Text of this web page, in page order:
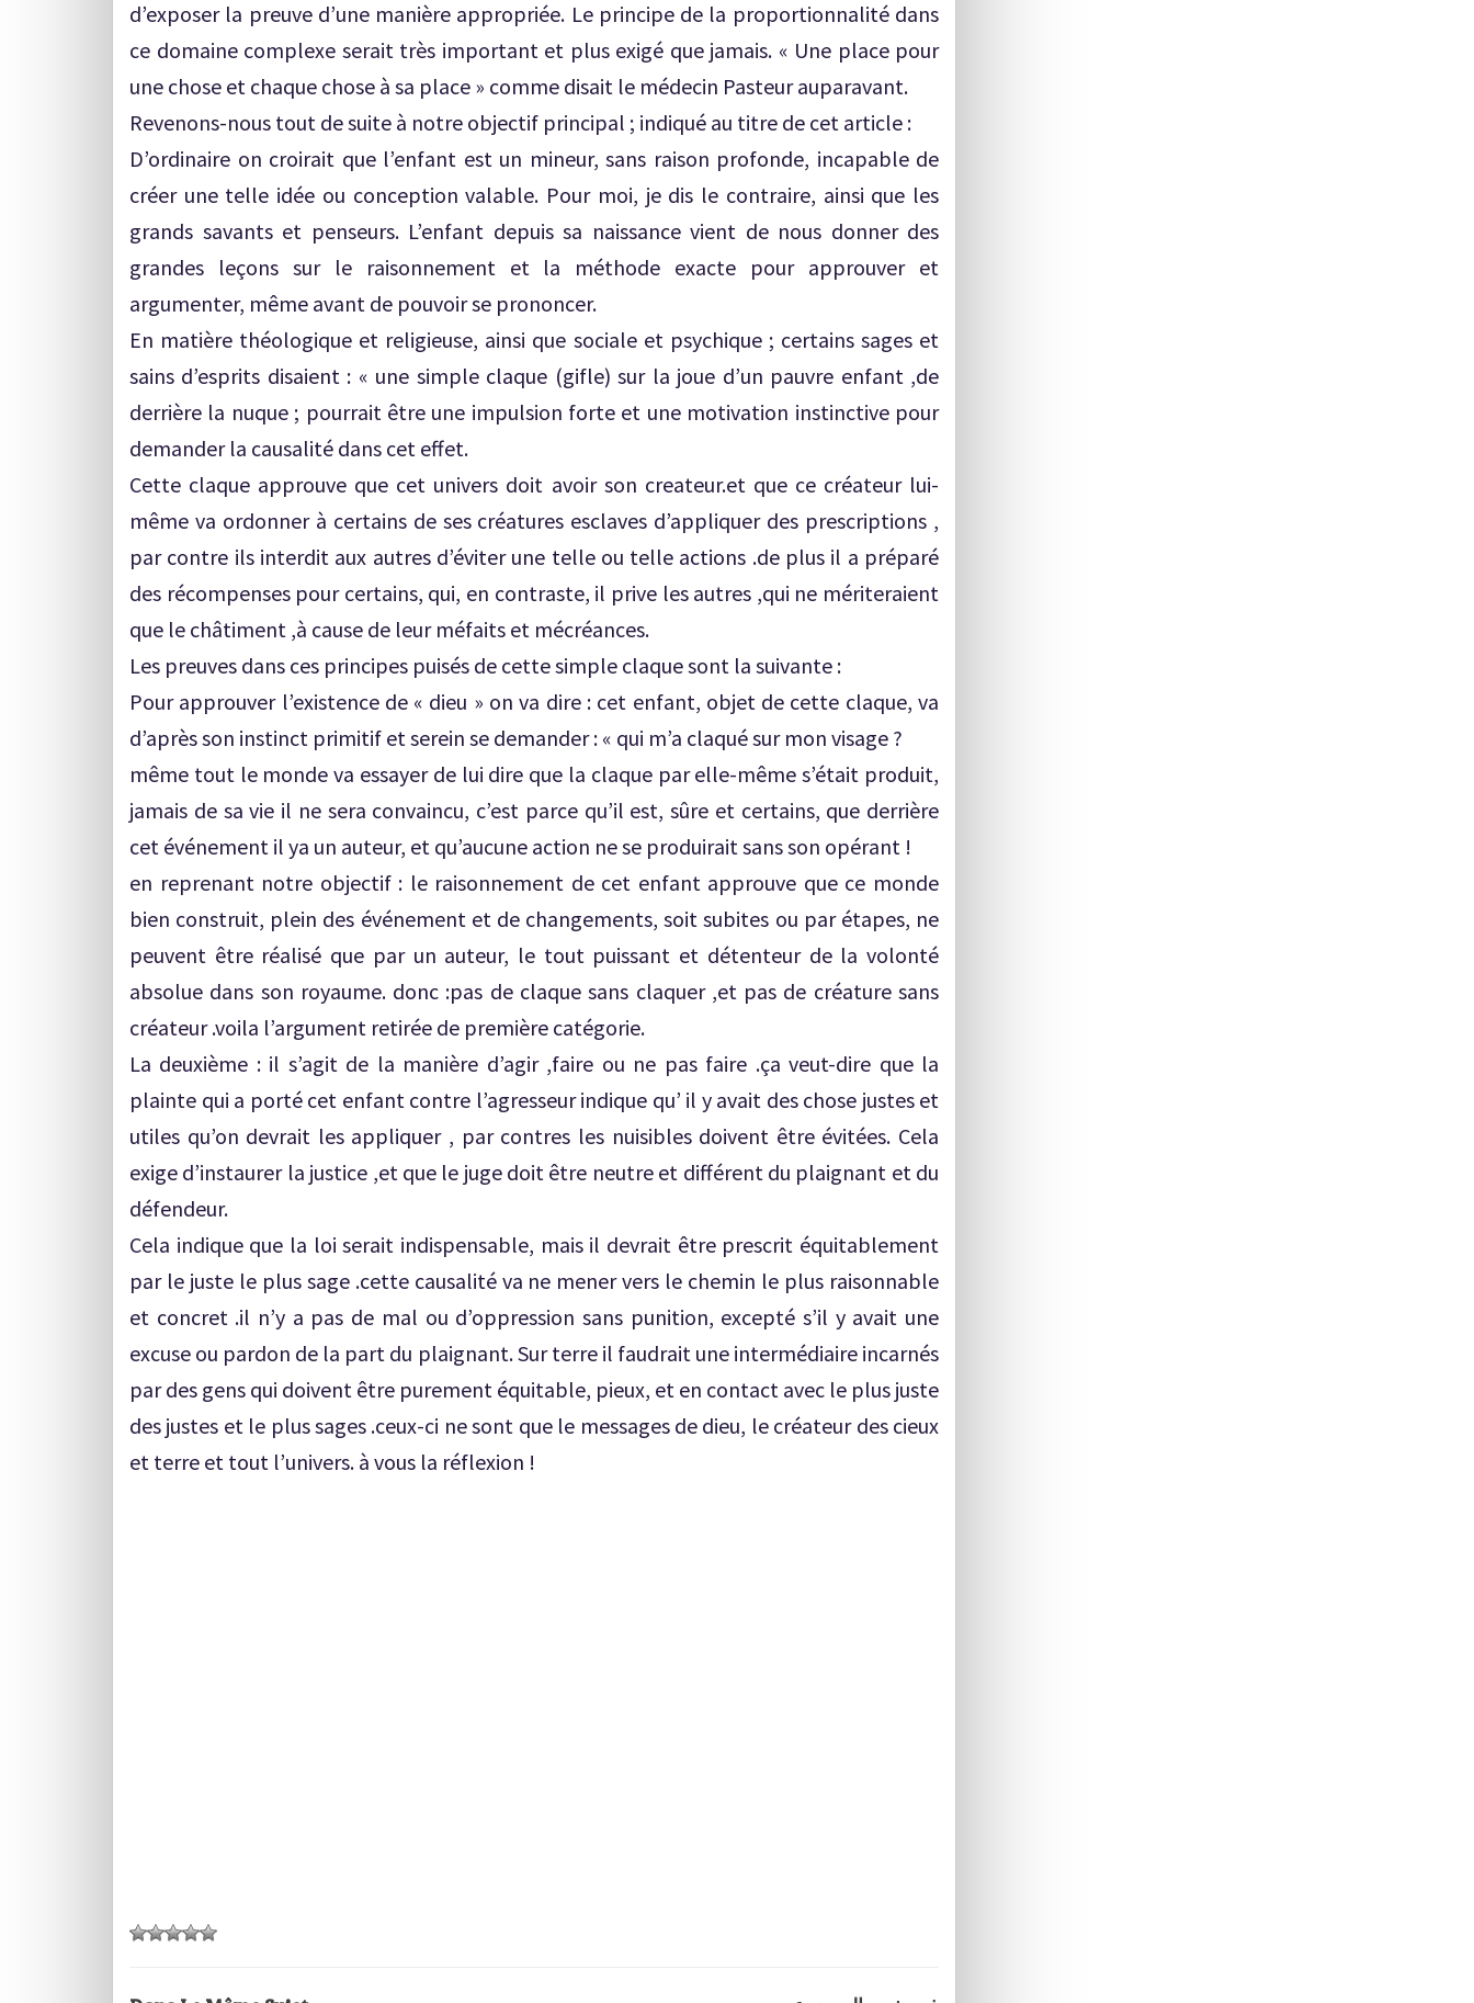
d’exposer la preuve d’une manière appropriée. Le principe de la proportionnalité dans
ce domaine complexe serait très important et plus exigé que jamais. « Une place pour
une chose et chaque chose à sa place » comme disait le médecin Pasteur auparavant.
Revenons-nous tout de suite à notre objectif principal ; indiqué au titre de cet article :
D’ordinaire on croirait que l’enfant est un mineur, sans raison profonde, incapable de
créer une telle idée ou conception valable. Pour moi, je dis le contraire, ainsi que les
grands savants et penseurs. L’enfant depuis sa naissance vient de nous donner des
grandes leçons sur le raisonnement et la méthode exacte pour approuver et
argumenter, même avant de pouvoir se prononcer.
En matière théologique et religieuse, ainsi que sociale et psychique ; certains sages et
sains d’esprits disaient : « une simple claque (gifle) sur la joue d’un pauvre enfant ,de
derrière la nuque ; pourrait être une impulsion forte et une motivation instinctive pour
demander la causalité dans cet effet.
Cette claque approuve que cet univers doit avoir son createur.et que ce créateur lui-
même va ordonner à certains de ses créatures esclaves d’appliquer des prescriptions ,
par contre ils interdit aux autres d’éviter une telle ou telle actions .de plus il a préparé
des récompenses pour certains, qui, en contraste, il prive les autres ,qui ne mériteraient
que le châtiment ,à cause de leur méfaits et mécréances.
Les preuves dans ces principes puisés de cette simple claque sont la suivante :
Pour approuver l’existence de « dieu » on va dire : cet enfant, objet de cette claque, va
d’après son instinct primitif et serein se demander : « qui m’a claqué sur mon visage ?
même tout le monde va essayer de lui dire que la claque par elle-même s’était produit,
jamais de sa vie il ne sera convaincu, c’est parce qu’il est, sûre et certains, que derrière
cet événement il ya un auteur, et qu’aucune action ne se produirait sans son opérant !
en reprenant notre objectif : le raisonnement de cet enfant approuve que ce monde
bien construit, plein des événement et de changements, soit subites ou par étapes, ne
peuvent être réalisé que par un auteur, le tout puissant et détenteur de la volonté
absolue dans son royaume. donc :pas de claque sans claquer ,et pas de créature sans
créateur .voila l’argument retirée de première catégorie.
La deuxième : il s’agit de la manière d’agir ,faire ou ne pas faire .ça veut-dire que la
plainte qui a porté cet enfant contre l’agresseur indique qu’ il y avait des chose justes et
utiles qu’on devrait les appliquer , par contres les nuisibles doivent être évitées. Cela
exige d’instaurer la justice ,et que le juge doit être neutre et différent du plaignant et du
défendeur.
Cela indique que la loi serait indispensable, mais il devrait être prescrit équitablement
par le juste le plus sage .cette causalité va ne mener vers le chemin le plus raisonnable
et concret .il n’y a pas de mal ou d’oppression sans punition, excepté s’il y avait une
excuse ou pardon de la part du plaignant. Sur terre il faudrait une intermédiaire incarnés
par des gens qui doivent être purement équitable, pieux, et en contact avec le plus juste
des justes et le plus sages .ceux-ci ne sont que le messages de dieu, le créateur des cieux
et terre et tout l’univers. à vous la réflexion !